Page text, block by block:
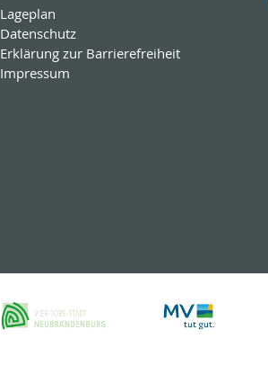
Lageplan
Datenschutz
Erklärung zur Barrierefreiheit
Impressum